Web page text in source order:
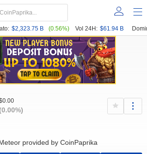
$2,323.75 B (0.56%) Vol 24H: $61.94 B
provided by CoinPaprika